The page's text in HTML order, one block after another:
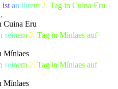
ist an ihrem 2. Tag in Cuina Eru
Cuina Eru
seinem 2. Tag in Mínlaes auf
Mínlaes
seinem 2. Tag in Mínlaes auf
Mínlaes